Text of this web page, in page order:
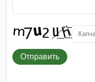
Отправить